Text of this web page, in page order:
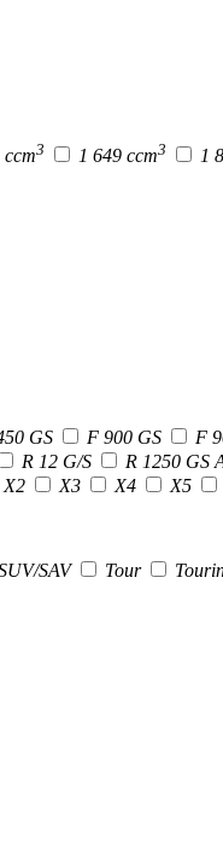
ccm3 1 649 ccm3 1
GS F 900 GS F
R 12 G/S
R 1250 GS
X2
X3 X4 X5
SAV Tour